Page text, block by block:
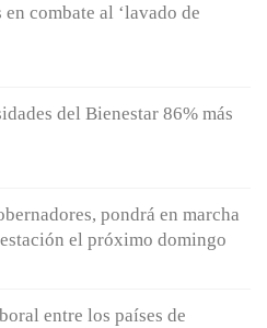
combate al ‘lavado de
del Bienestar 86% más
pondrá en marcha
el próximo domingo
entre los países de